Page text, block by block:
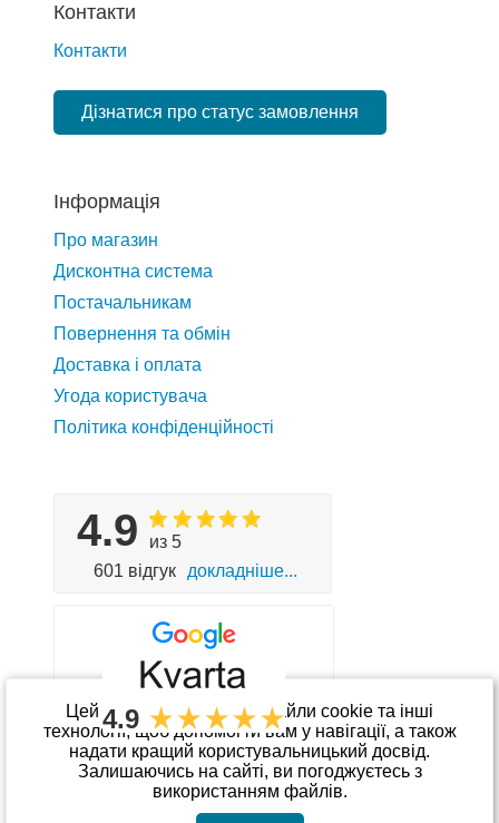
Цей сайт використовує файли cookie та інші
технології, щоб допомогти вам у навігації, а також
надати кращий користувальницький досвід.
Залишаючись на сайті, ви погоджуєтесь з
використанням файлів.
Контакти
Контакти
Дізнатися про статус замовлення
Інформація
Про магазин
Дисконтна система
Постачальникам
Повернення та обмін
Доставка і оплата
Угода користувача
Політика конфіденційності
4.9
из 5
601 відгук
докладніше...
4.9
Приймаємо до оплати